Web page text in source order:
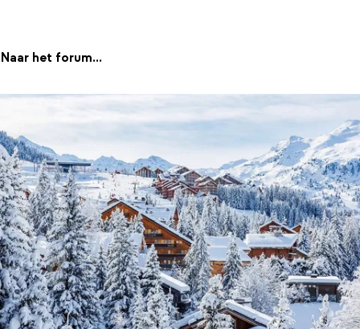
Naar het forum...